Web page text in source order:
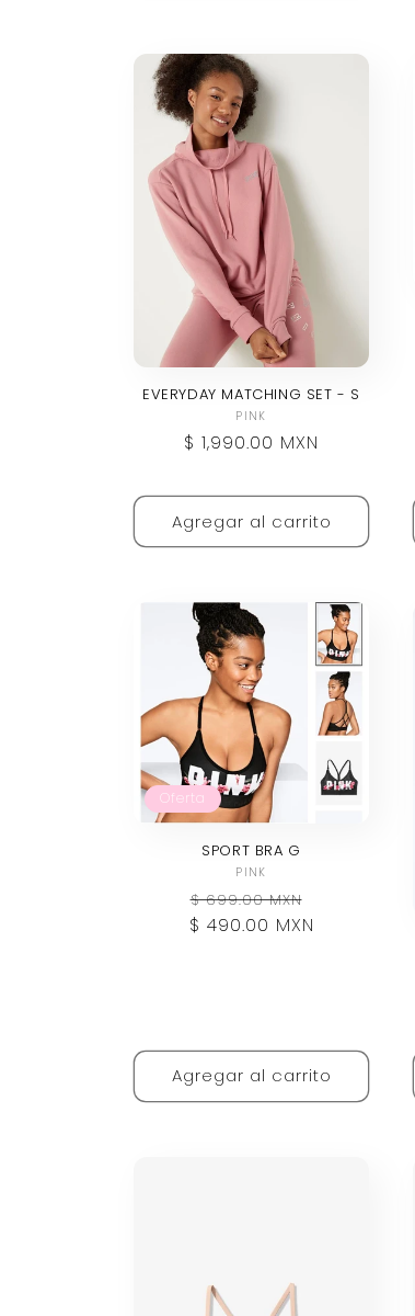
EVERYDAY MATCHING SET - S
Proveedor:
PINK
Precio
$ 1,990.00 MXN
Agregar al carrito
Oferta
SPORT BRA G
Proveedor:
PINK
Precio
habitual
$ 699.00 MXN
$ 490.00 MXN
Agregar al carrito